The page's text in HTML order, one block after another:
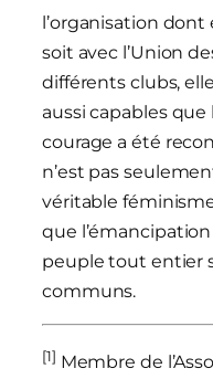
l’organisation
soit avec l’Union
différents clubs,
aussi capables
courage a été
n’est pas
véritable
que
peuple tout entier
communs.
[1] Membre de